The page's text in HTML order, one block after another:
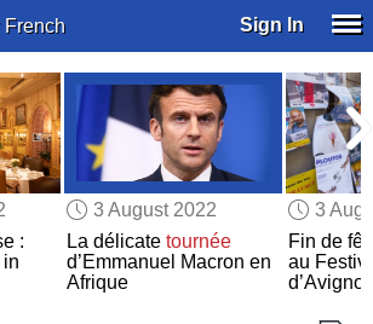
French Sign In
:
in
3 August 2022
La délicate tournée
d’Emmanuel Macron en
Afrique
3
Fin de
au